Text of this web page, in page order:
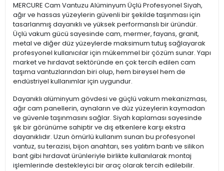
MERCURE Cam Vantuzu Alüminyum Üçlü Profesyonel Siyah,
ağır ve hassas yüzeylerin güvenli bir şekilde taşınması için
tasarlanmış dayanıklı ve yüksek performanslı bir üründür.
Üçlü vakum gücü sayesinde cam, mermer, fayans, granit,
metal ve diğer düz yüzeylerde maksimum tutuş sağlayarak
profesyonel kullanıcılar için mükemmel bir çözüm sunar. Yapı
market ve hırdavat sektöründe en çok tercih edilen cam
taşıma vantuzlarından biri olup, hem bireysel hem de
endüstriyel kullanımlar için uygundur.
Dayanıklı alüminyum gövdesi ve güçlü vakum mekanizması,
ağır cam panellerin, aynaların ve düz yüzeylerin kaymadan
ve güvenle taşınmasını sağlar. Siyah kaplaması sayesinde
şık bir görünüme sahiptir ve dış etkenlere karşı ekstra
dayanıklıdır. Uzun ömürlü kullanım sunan bu profesyonel
vantuz, su terazisi, bijon anahtarı, ses yalıtım bantı ve silikon
bant gibi hırdavat ürünleriyle birlikte kullanılarak montaj
işlemlerinde destekleyici bir araç olarak tercih edilebilir.